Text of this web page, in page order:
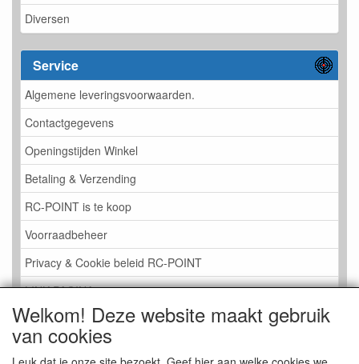
Diversen
Service
Algemene leveringsvoorwaarden.
Contactgegevens
Openingstijden Winkel
Betaling & Verzending
RC-POINT is te koop
Voorraadbeheer
Privacy & Cookie beleid RC-POINT
LINK PAGINA
Gastenboek RC-POINT
Kijkje in de Winkel
Welkom! Deze website maakt gebruik
van cookies